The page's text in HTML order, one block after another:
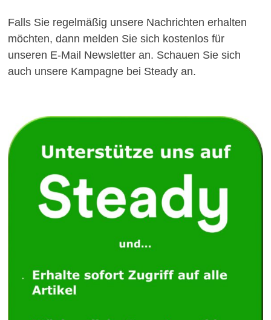
Falls Sie regelmäßig unsere Nachrichten erhalten
möchten, dann melden Sie sich kostenlos für
unseren E-Mail Newsletter an. Schauen Sie sich
auch unsere Kampagne bei Steady an.